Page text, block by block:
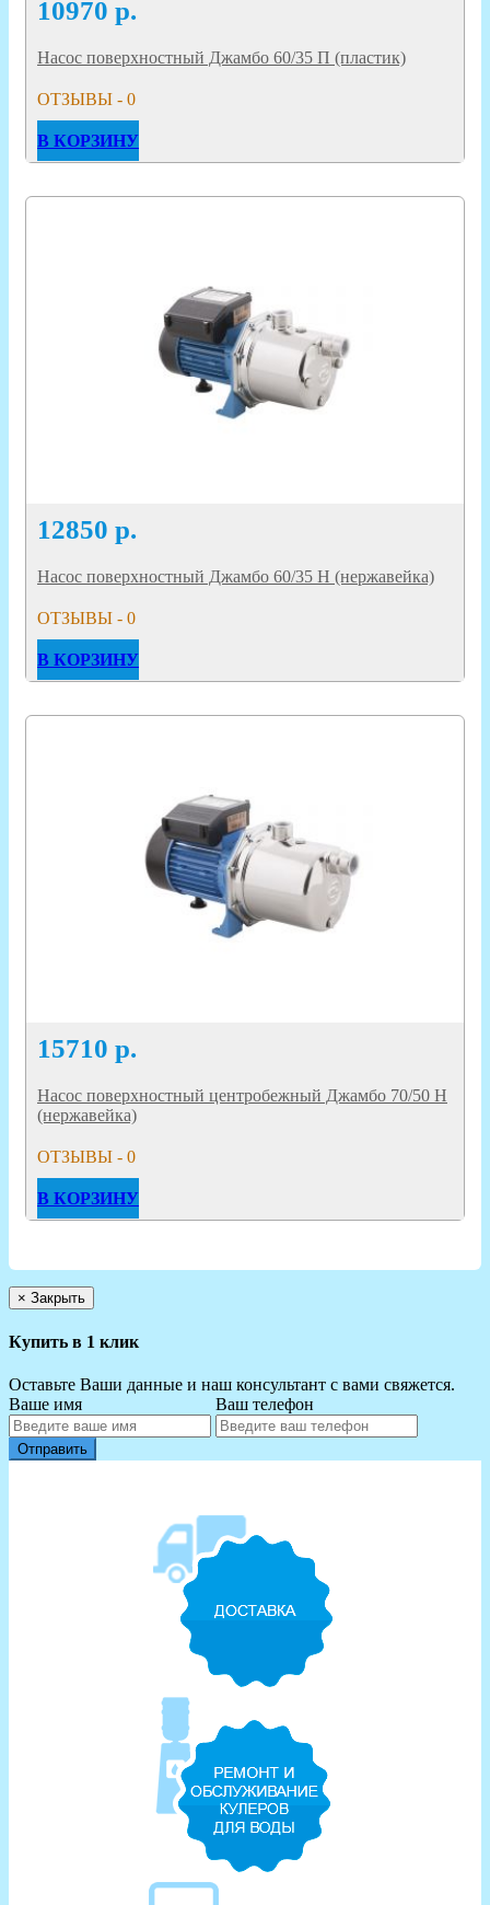
10970 р.
Насос поверхностный Джамбо 60/35 П (пластик)
ОТЗЫВЫ - 0
В КОРЗИНУ
12850 р.
Насос поверхностный Джамбо 60/35 Н (нержавейка)
ОТЗЫВЫ - 0
В КОРЗИНУ
15710 р.
Насос поверхностный центробежный Джамбо 70/50 Н
(нержавейка)
ОТЗЫВЫ - 0
В КОРЗИНУ
× Закрыть
Купить в 1 клик
Оставьте Ваши данные и наш консультант с вами свяжется.
Ваше имя
Ваш телефон
Отправить